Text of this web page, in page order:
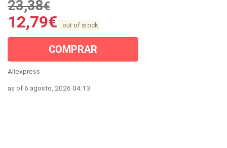
23,38€
12,79€ out of stock
COMPRAR
Aliexpress
as of 6 agosto, 2026 04:13